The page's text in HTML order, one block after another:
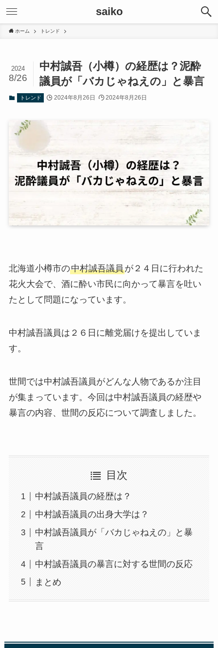
saiko
ホーム トレンド
中村誠吾（小樽）の経歴は？泥酔
議員が「バカじゃねえの」と暴言
2024
8/26
トレンド 2024年8月26日 2024年8月26日
北海道小樽市の中村誠吾議員が２４日に行われた
花火大会で、酒に酔い市民に向かって暴言を吐い
たとして問題になっています。
中村誠吾議員は２６日に離党届けを提出していま
す。
世間では中村誠吾議員がどんな人物であるか注目
が集まっています。今回は中村誠吾議員の経歴や
暴言の内容、世間の反応について調査しました。
目次
中村誠吾議員の経歴は？
中村誠吾議員の出身大学は？
中村誠吾議員が「バカじゃねえの」と暴
言
中村誠吾議員の暴言に対する世間の反応
まとめ